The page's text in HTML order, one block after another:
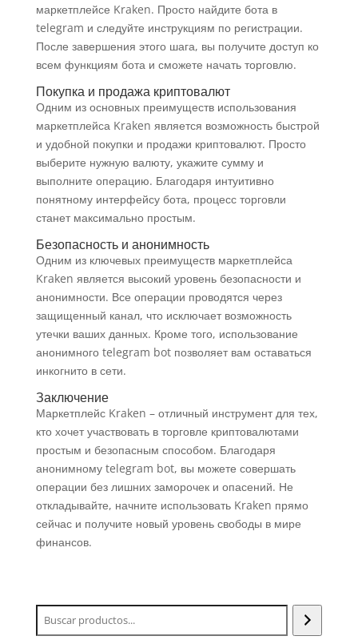
маркетплейсе Kraken. Просто найдите бота в
telegram и следуйте инструкциям по регистрации.
После завершения этого шага, вы получите доступ ко
всем функциям бота и сможете начать торговлю.
Покупка и продажа криптовалют
Одним из основных преимуществ использования
маркетплейса Kraken является возможность быстрой
и удобной покупки и продажи криптовалют. Просто
выберите нужную валюту, укажите сумму и
выполните операцию. Благодаря интуитивно
понятному интерфейсу бота, процесс торговли
станет максимально простым.
Безопасность и анонимность
Одним из ключевых преимуществ маркетплейса
Kraken является высокий уровень безопасности и
анонимности. Все операции проводятся через
защищенный канал, что исключает возможность
утечки ваших данных. Кроме того, использование
анонимного telegram bot позволяет вам оставаться
инкогнито в сети.
Заключение
Маркетплейс Kraken – отличный инструмент для тех,
кто хочет участвовать в торговле криптовалютами
простым и безопасным способом. Благодаря
анонимному telegram bot, вы можете совершать
операции без лишних заморочек и опасений. Не
откладывайте, начните использовать Kraken прямо
сейчас и получите новый уровень свободы в мире
финансов.